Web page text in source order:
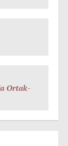
Ortak-